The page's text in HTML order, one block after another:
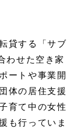
貸する「サブ
わせた空き家
ートや事業開
体の居住支援
育て中の女性
も行っていま